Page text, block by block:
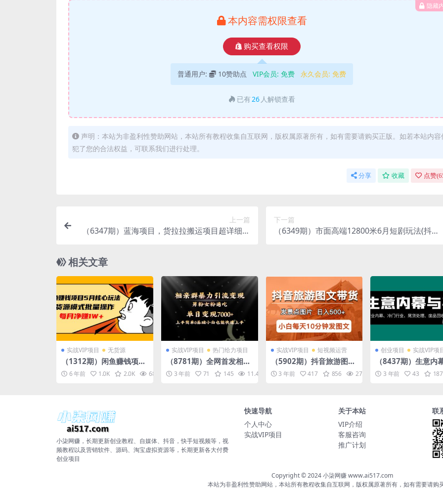
隐藏
本内容需权限查看
购买查看权限
普通用户: 10赞助点 VIP会员: 免费 永久会员: 免费
已有26 人解锁查看
声明：本站为非盈利性赞助网站，本站所有教程收集自互联网，版权属原著所有，如有需要请购买正版。如若本站内容
犯了您的合法权益，可联系我们进行处理。
分享 收藏 点赞(
上一篇
（6347期）蓝海项目，货拉拉搬运项目超详细保
下一篇
（6349期）市面高端12800米6月短剧玩法(抖音
相关文章
实战VIP项目 无货源
（1312期）闲鱼赚钱项目
5月核心玩法，无货源模式
批量操作，每月净赚1W+
6 年前 1.0K 2.0K 68.8K 10
实战VIP项目 热门给力项目
（8781期）全网首发相亲
群暴力引流男粉女粉通吃
变现玩法，单日变现7000
3 年前 71 145 11.4K 10
实战VIP项目 短视频运营
（5902期）抖音旅游图文
带货项目，每天半小时发
景点图片日入500+长期稳
3 年前 417 856 27.4K 10
创业项目 实战VIP项
（8437期）生意内
段：行业内幕、冷
业、尾货处理、废
3 年前 43 187
小柒网赚，长期更新创业教程、自媒体、抖音，快手短视频等，视
频教程以及营销软件、源码、淘宝虚拟资源等，长期更新各大付费
创业项目
快速导航
个人中心
实战VIP项目
关于本站
VIP介绍
客服咨询
推广计划
联
Copyright © 2024 小柒网赚 www.ai517.com
本站为非盈利性赞助网站，本站所有教程收集自互联网，版权属原著所有，如有需要请购